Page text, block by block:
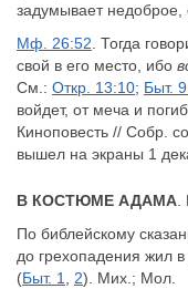
задумывает недоброе,
Мф. 26:52 . Тогда
свой в его место, ибо
См.: Откр. 13:10; Быт.
войдет, от меча и
Киноповесть // Собр.
вышел на экраны 1
В КОСТЮМЕ АДАМА
По библейскому
до грехопадения жил
(Быт. 1 2). Мих.; Мол.